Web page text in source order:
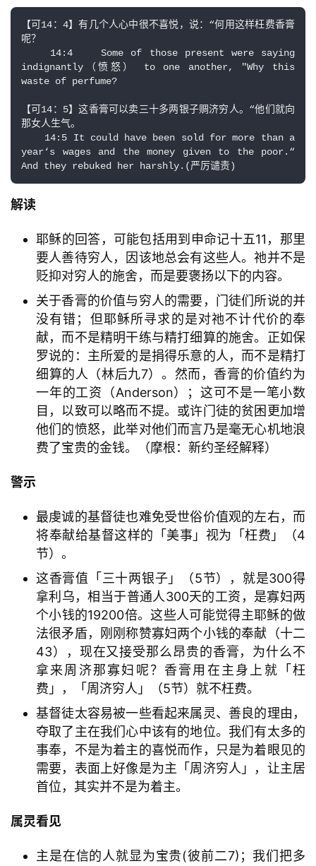
【可14：4】有几个人心中很不喜悦，说：“何用这样枉费香膏
呢？
indignantly（愤怒） to one another, "Why this
waste of perfume?
【可14：5】这香膏可以卖三十多两银子赒济穷人。“他们就向
那女人生气。
year‘s wages and the money given to the poor.“
解读
耶稣的回答，可能包括用到申命记十五11，那里
要人善待穷人，因该地总会有这些人。祂并不是
贬抑对穷人的施舍，而是要褒扬以下的内容。
关于香膏的价值与穷人的需要，门徒们所说的并
没有错；但耶稣所寻求的是对祂不计代价的奉
献，而不是精明干练与精打细算的施舍。正如保
罗说的：主所爱的是捐得乐意的人，而不是精打
细算的人（林后九7）。然而，香膏的价值约为
一年的工资（Anderson）；这可不是一笔小数
目，以致可以略而不提。或许门徒的贫困更加增
他们的愤怒，此举对他们而言乃是毫无心机地浪
费了宝贵的金钱。（摩根：新约圣经解释）
警示
最虔诚的基督徒也难免受世俗价值观的左右，而
将奉献给基督这样的「美事」视为「枉费」（4
节）。
这香膏值「三十两银子」（5节），就是300得
拿利乌，相当于普通人300天的工资，是寡妇两
个小钱的19200倍。这些人可能觉得主耶稣的做
法很矛盾，刚刚称赞寡妇两个小钱的奉献（十二
43），现在又接受那么昂贵的香膏，为什么不
拿来周济那寡妇呢？香膏用在主身上就「枉
费」，「周济穷人」（5节）就不枉费。
基督徒太容易被一些看起来属灵、善良的理由，
夺取了主在我们心中该有的地位。我们有太多的
事奉，不是为着主的喜悦而作，只是为着眼见的
需要，表面上好像是为主「周济穷人」，让主居
首位，其实并不是为着主。
属灵看见
主是在信的人就显为宝贵(彼前二7)；我们把多